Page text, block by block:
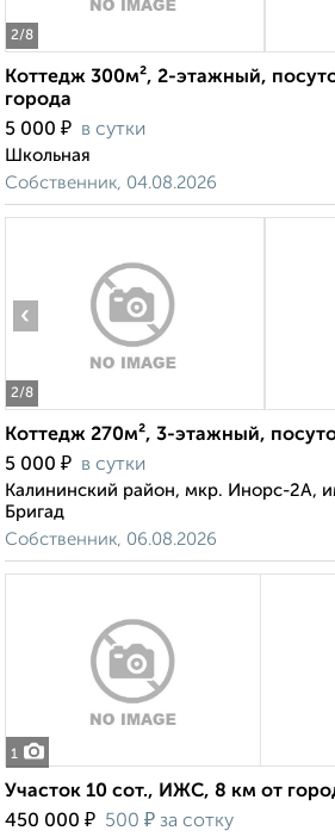
2/8
Коттедж 300м², 2-этажный,
города
5 000 ₽ в сутки
Школьная
Собственник, 04.08.2026
2/8
‹
Коттедж 270м², 3-этажный,
5 000 ₽ в сутки
Калининский район, мкр. Инорс-2А,
Бригад
Собственник, 06.08.2026
1
Участок 10 сот., ИЖС, 8 км от
450 000 ₽ 500 ₽ за сотку